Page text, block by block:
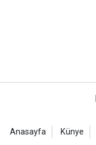
Anasayfa Künye